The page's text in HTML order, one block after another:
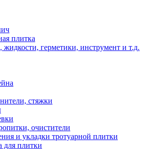
плитка
жидкости, герметики, инструмент и т.д.
стяжки
очистители
и укладки тротуарной плитки
плитки